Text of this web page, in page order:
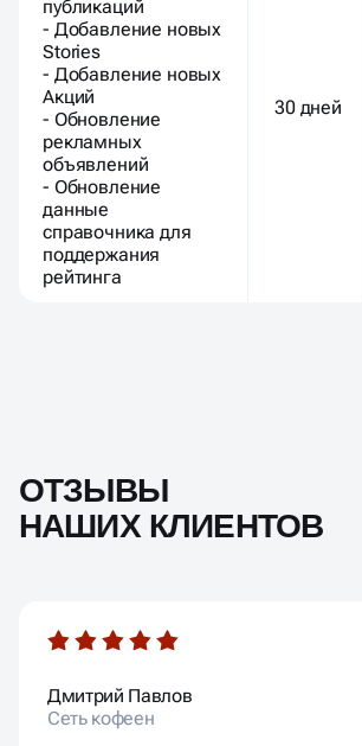
публикаций
- Добавление новых
Stories
- Добавление новых
Акций
- Обновление
рекламных
объявлений
- Обновление
данные
справочника для
поддержания
рейтинга
30 дней
ОТЗЫВЫ
НАШИХ КЛИЕНТОВ
Дмитрий Павлов
Сеть кофеен